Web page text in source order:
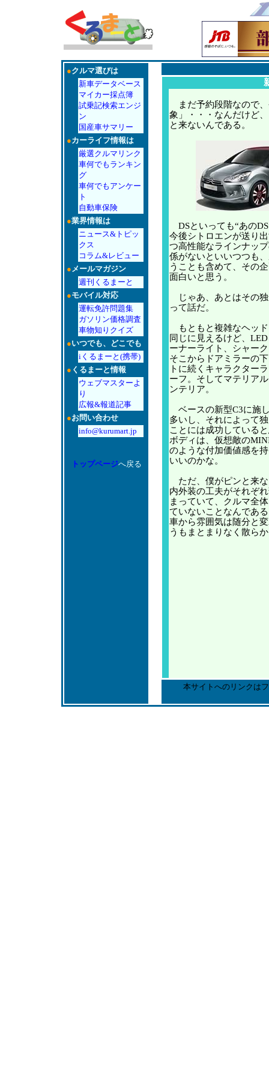
●クルマ選びは
新車データベース
マイカー採点簿
試乗記検索エンジ
ン
国産車サマリー
●カーライフ情報は
厳選クルマリンク
車何でもランキン
グ
車何でもアンケー
ト
自動車保険
●業界情報は
ニュース&トピッ
クス
コラム&レビュー
●メールマガジン
週刊くるまーと
●モバイル対応
運転免許問題集
ガソリン価格調査
車物知りクイズ
●いつでも、どこでも
iくるまーと(携帯)
● くるまーと情報
ウェブマスターよ
り
広報&報道記事
●お問い合わせ
info@kurumart.jp
トップページへ戻る
まだ予約段階なので
象」・・・なんだけど
と来ないんである。
DSといっても“あの
今後シトロエンが送り
つ高性能なラインナッ
係がないといいつつも
うことも含めて、その
面白いと思う。
じゃあ、あとはその
って話だ。
もともと複雑なヘッ
同じに見えるけど、
ーナーライト、シャー
そこからドアミラーの
トに続くキャラクター
ーフ。そしてマテリア
ンテリア。
ベースの新型C3に施
多いし、それによって
ことには成功している
ボディは、仮想敵の
のような付加価値感を
いいのかな。
ただ、僕がピンと来
内外装の工夫がそれぞ
まっていて、クルマ全
ていないことなんであ
車から雰囲気は随分と
うもまとまりなく散ら
本サイトへのリンクは